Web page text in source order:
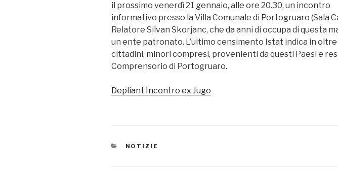
il prossimo venerdì 21 gennaio, alle ore 20.30, un incontro
informativo presso la Villa Comunale di Portogruaro (Sala
Relatore Silvan Skorjanc, che da anni di occupa di questa
un ente patronato. L’ultimo censimento Istat indica in oltre
cittadini, minori compresi, provenienti da questi Paesi e
Comprensorio di Portogruaro.
Depliant Incontro ex Jugo
CATEGORIE
NOTIZIE